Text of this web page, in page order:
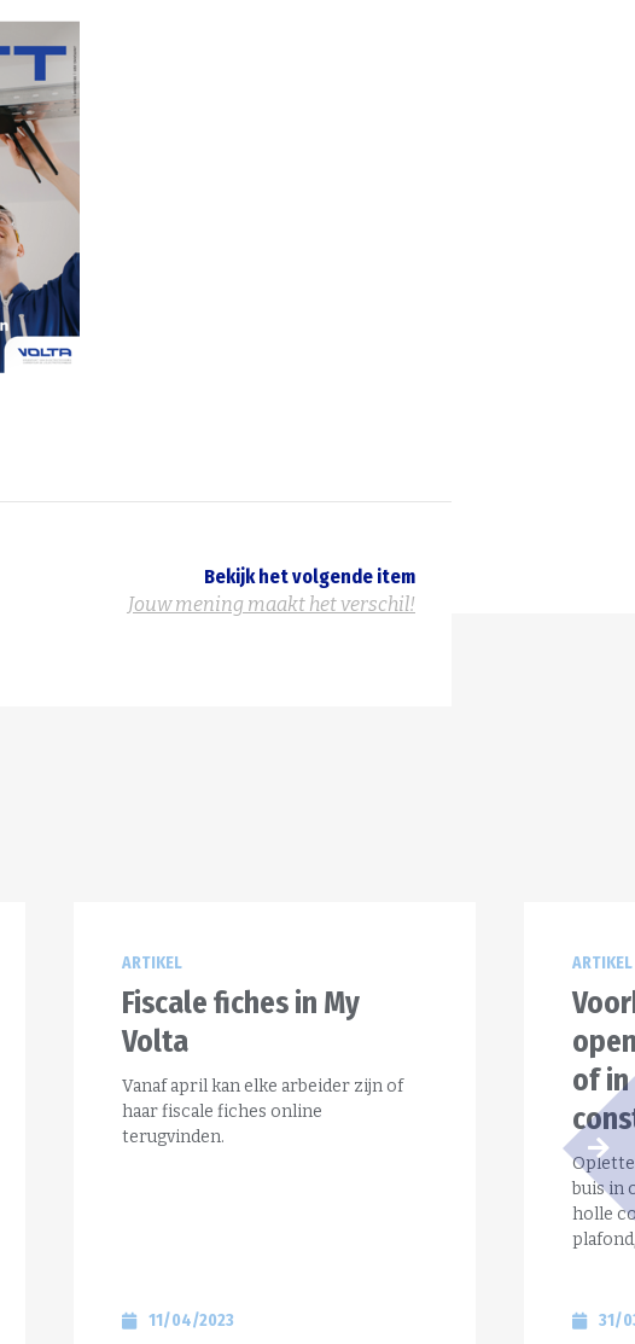
Bekijk het volgende item
Jouw mening maakt het verschil!
ARTIKEL
Fiscale fiches in My
Volta
Vanaf april kan elke arbeider zijn of
haar fiscale fiches online
terugvinden.
11/04/2023
ARTIKEL
of
buis in
holle
31/